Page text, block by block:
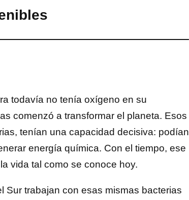
todavía no tenía oxígeno en su
comenzó a transformar el planeta. Esos
tenían una capacidad decisiva: podían
energía química. Con el tiempo, ese
vida tal como se conoce hoy.
Sur trabajan con esas mismas bacterias